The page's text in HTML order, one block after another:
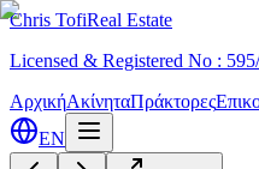
Chris TofiReal Estate
Licensed & Registered No :
ΑρχικήΑκίνηταΠράκτορες
EN